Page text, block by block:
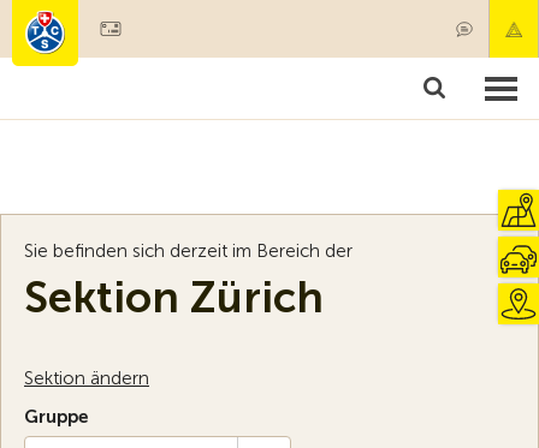
Mitgliedschaft & Leistungen
Sie befinden sich derzeit im Bereich der
Sektion Zürich
Sektion ändern
Gruppe